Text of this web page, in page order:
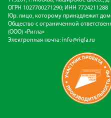
ОГРН 1027700271290; ИНН 7724211288
Юр. лицо, которому принадлежит
Общество с ограниченной
(ООО) «Ригла»
Электронная почта: info@rigla.ru